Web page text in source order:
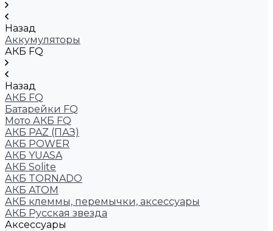
Назад
Аккумуляторы
АКБ FQ
Назад
АКБ FQ
Батарейки FQ
Мото АКБ FQ
АКБ PAZ (ПАЗ)
АКБ POWER
АКБ YUASA
АКБ Solite
АКБ TORNADO
АКБ АТОМ
АКБ клеммы, перемычки, аксессуары
АКБ Русская звезда
Аксессуары